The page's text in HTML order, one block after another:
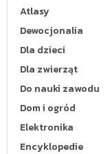
Atlasy
Dewocjonalia
Dla dzieci
Dla zwierząt
Do nauki zawodu
Dom i ogród
Elektronika
Encyklopedie